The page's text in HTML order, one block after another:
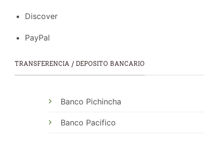
Discover
PayPal
TRANSFERENCIA / DEPOSITO BANCARIO
Banco Pichincha
Banco Pacifico